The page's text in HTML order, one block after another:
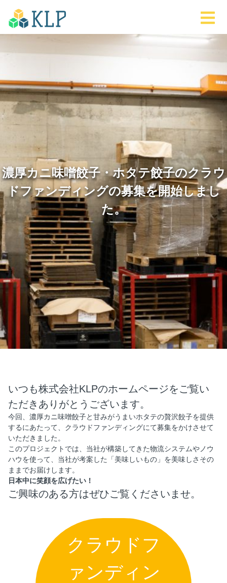
濃厚カニ味噌餃子・ホタテ餃子のクラウ
ドファンディングの募集を開始しまし
た。
いつも株式会社KLPのホームページをご覧い
ただきありがとうございます。
今回、濃厚カニ味噌餃子と甘みがうまいホタテの贅沢餃子を提供
するにあたって、クラウドファンディングにて募集をかけさせて
いただきました。
このプロジェクトでは、当社が構築してきた物流システムやノウ
ハウを使って、当社が考案した「美味しいもの」を美味しさその
ままでお届けします。
日本中に笑顔を広げたい！
ご興味のある方はぜひご覧くださいませ。
クラウドフ
ァンディン